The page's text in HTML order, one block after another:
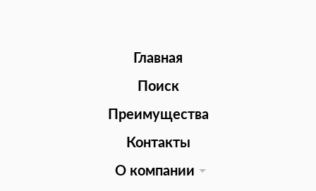
Главная
Поиск
Преимущества
Контакты
О компании